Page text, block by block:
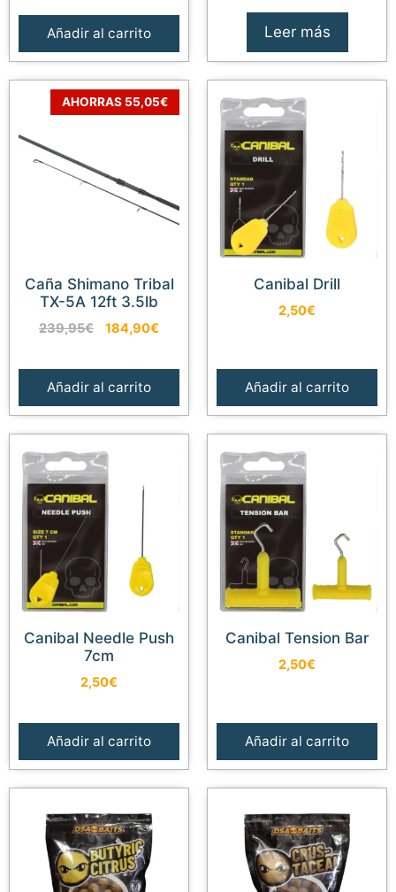
Añadir al carrito
original
era:
Leer más
AHORRAS 55,05€
Caña Shimano Tribal
TX-5A 12ft 3.5lb
239,95€
El
era:
184,90€
Añadir al carrito
Canibal Drill
2,50€
Añadir al carrito
Canibal Needle Push
7cm
2,50€
Añadir al carrito
Canibal Tension Bar
2,50€
Añadir al carrito